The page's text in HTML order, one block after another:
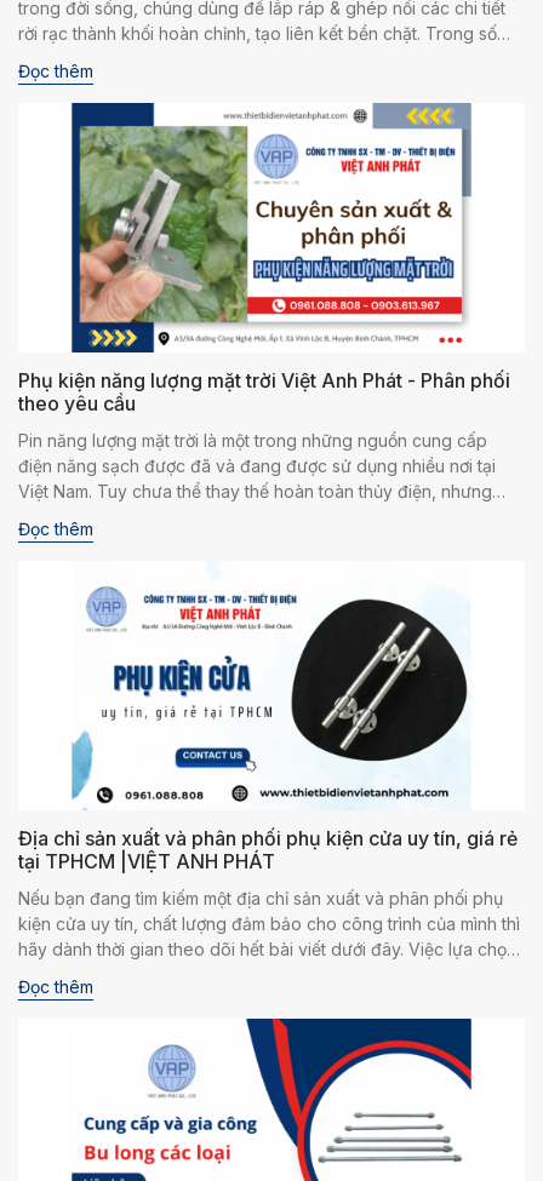
trong đời sống, chúng dùng để lắp ráp & ghép nối các chi tiết
rời rạc thành khối hoàn chỉnh, tạo liên kết bền chặt. Trong số
thông dụng nhất. Cùng tìm hiểu về bu lông lục giác nói chung,
phân loại và ứng dụng qua bài viết dưới đây nhé!
Đọc thêm
Phụ kiện năng lượng mặt trời Việt Anh Phát - Phân phối
theo yêu cầu
Pin năng lượng mặt trời là một trong những nguồn cung cấp
điện năng sạch được đã và đang được sử dụng nhiều nơi tại
Việt Nam. Tuy chưa thể thay thế hoàn toàn thủy điện, nhưng
trường được rất nhiều doanh nghiệp, cá nhân lựa chọn. Và để
mặt đất... thì cần phải có các vật tư phụ kiện lắp đặt chuyên
năng lượng mặt trời chất lượng, mẫu mã theo yêu cầu, hãy đến
ngay với Việt Anh Phát. Chúng tôi là đơn vị chuyên sản xuất, gia
công cơ khí và phân phối các phụ kiện ngành điện. Cam kết
đáp ứng hoàn hảo mọi yêu cầu của khách hàng.
Đọc thêm
Địa chỉ sản xuất và phân phối phụ kiện cửa uy tín, giá rẻ
tại TPHCM |VIỆT ANH PHÁT
Nếu bạn đang tìm kiếm một địa chỉ sản xuất và phân phối phụ
kiện cửa uy tín, chất lượng đảm bảo cho công trình của mình thì
hãy dành thời gian theo dõi hết bài viết dưới đây. Việc lựa chọn
cho cửa, mà chúng còn giúp cải thiện hiệu suất và hoạt động
Đọc thêm